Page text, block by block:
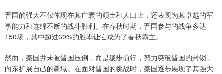
晋国的强大不仅体现在其广袤的领土和人口上，还表现为其卓越的军
事能力和连绵不断的战斗胜利。在春秋时期，晋国参与的战争多达
150场，其中超过60%的胜率让它成为了春秋霸主。
然而，秦国并未被晋国压倒，而是稳步前行，努力突破晋国的封锁，
向东扩展自己的疆域。在面对晋国的挑战时，秦国逐步展现了其强大